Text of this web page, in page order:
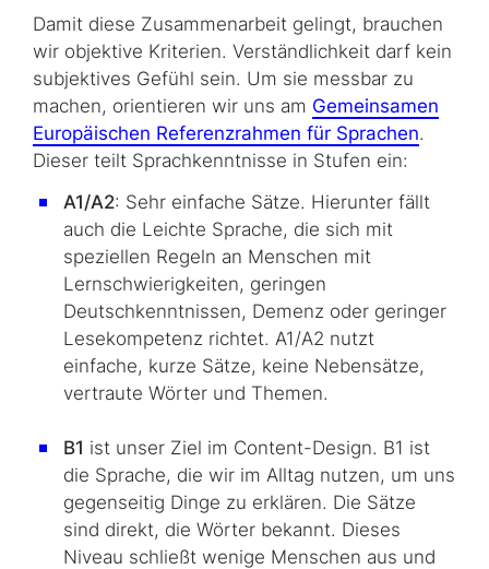
Damit diese Zusammenarbeit gelingt, brauchen
wir objektive Kriterien. Verständlichkeit darf kein
subjektives Gefühl sein. Um sie messbar zu
machen, orientieren wir uns am Gemeinsamen
Europäischen Referenzrahmen für Sprachen.
Dieser teilt Sprachkenntnisse in Stufen ein:
A1/A2: Sehr einfache Sätze. Hierunter fällt
auch die Leichte Sprache, die sich mit
speziellen Regeln an Menschen mit
Lernschwierigkeiten, geringen
Deutschkenntnissen, Demenz oder geringer
Lesekompetenz richtet. A1/A2 nutzt
einfache, kurze Sätze, keine Nebensätze,
vertraute Wörter und Themen.
B1 ist unser Ziel im Content-Design. B1 ist
die Sprache, die wir im Alltag nutzen, um uns
gegenseitig Dinge zu erklären. Die Sätze
sind direkt, die Wörter bekannt. Dieses
Niveau schließt wenige Menschen aus und